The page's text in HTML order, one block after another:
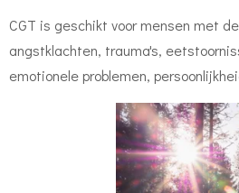
CGT is geschikt voor mensen met
angstklachten, trauma's,
emotionele problemen,